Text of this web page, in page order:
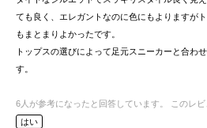
ても良く、エレガントなのに色にもよりますが
もまとまりよかったです。
トップスの選びによって足元スニーカーと合わ
す。
6 人が参考になったと回答しています。
このレ
はい